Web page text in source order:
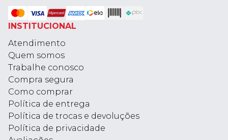
INSTITUCIONAL
Atendimento
Quem somos
Trabalhe conosco
Compra segura
Como comprar
Política de entrega
Política de trocas e devoluções
Política de privacidade